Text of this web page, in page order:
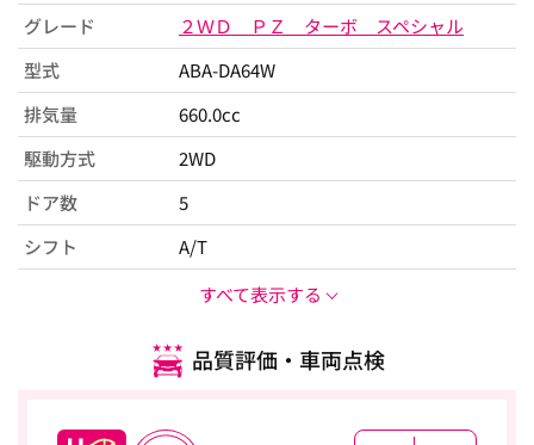
グレード
２ＷＤ ＰＺ ターボ スペシャル
型式
ABA-DA64W
排気量
660.0cc
駆動方式
2WD
ドア数
5
シフト
A/T
すべて表示する
品質評価・車両点検